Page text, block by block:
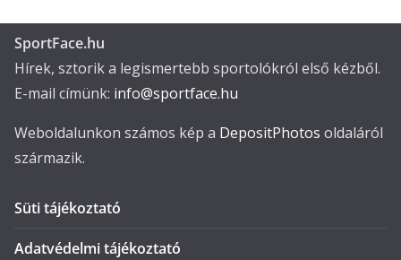
SportFace.hu
Hírek, sztorik a legismertebb sportolókról első kézből.
E-mail címünk: info@sportface.hu
Weboldalunkon számos kép a DepositPhotos oldaláról
származik.
Süti tájékoztató
Adatvédelmi tájékoztató